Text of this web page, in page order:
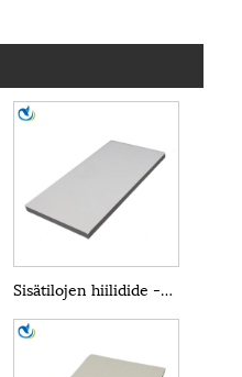
Sisätilojen hiilidide -seinäpaneeli